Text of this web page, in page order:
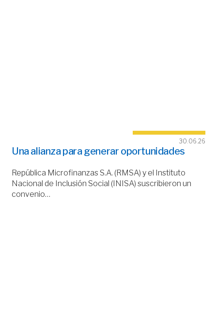
30.06.26
Una alianza para generar oportunidades
República Microfinanzas S.A. (RMSA) y el Instituto
Nacional de Inclusión Social (INISA) suscribieron un
convenio…